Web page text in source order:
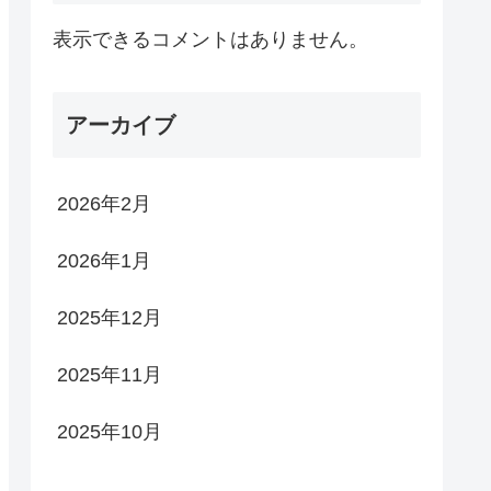
表示できるコメントはありません。
アーカイブ
2026年2月
2026年1月
2025年12月
2025年11月
2025年10月